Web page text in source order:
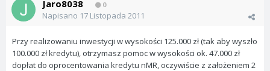
Jaro8038 0
Napisano 17 Listopada 2011
Przy realizowaniu inwestycji w wysokości 125.000 zł (tak aby wyszło
100.000 zł kredytu), otrzymasz pomoc w wysokości ok. 47.000 zł
dopłat do oprocentowania kredytu nMR, oczywiście z założeniem 2